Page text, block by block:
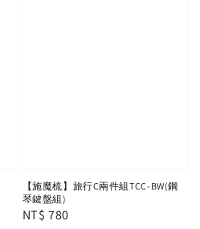
【施魔梳】旅行C兩件組TCC-BW(鋼
琴鍵盤組)
Regular
NT$ 780